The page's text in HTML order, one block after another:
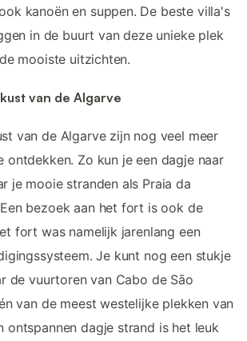
kanoën en suppen. De beste villa's
in de buurt van deze unieke plek
mooiste uitzichten.
van de Algarve
van de Algarve zijn nog veel meer
ontdekken. Zo kun je een dagje naar
je mooie stranden als Praia da
bezoek aan het fort is ook de
fort was namelijk jarenlang een
Je kunt nog een stukje
de vuurtoren van Cabo de Sāo
van de meest westelijke plekken van
ontspannen dagje strand is het leuk